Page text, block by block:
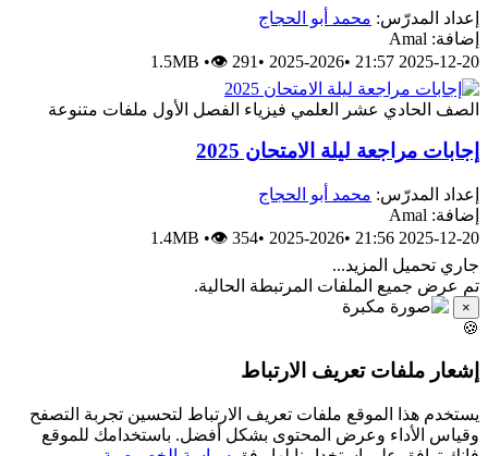
إعداد المدرّس: محمد أبو الحجاج
إضافة: Amal
2025-12-20 21:57
•
2025-2026
•
1.5MB •👁 291
الصف الحادي عشر العلمي فيزياء الفصل الأول ملفات متنوعة
إجابات مراجعة ليلة الامتحان 2025
إعداد المدرّس: محمد أبو الحجاج
إضافة: Amal
2025-12-20 21:56
•
2025-2026
•
1.4MB •👁 354
جاري تحميل المزيد...
تم عرض جميع الملفات المرتبطة الحالية.
×
🍪
إشعار ملفات تعريف الارتباط
يستخدم هذا الموقع ملفات تعريف الارتباط لتحسين تجربة التصفح
وقياس الأداء وعرض المحتوى بشكل أفضل. باستخدامك للموقع